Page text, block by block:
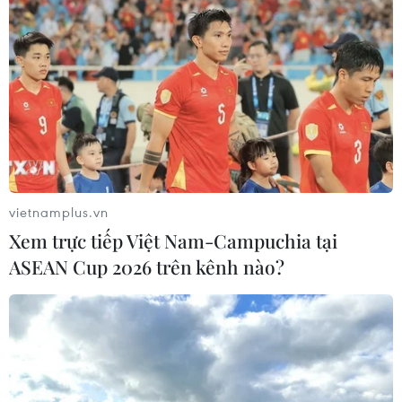
Báo Argentina nói ngành vật liệu
công nghệ cao Việt Nam "hút" đầu tư
nước ngoài
05/08/2026 03:11
Nâng cao nhận thức về vai trò chủ
động, tích cực của Việt Nam trong
ASEAN
04/08/2026 14:09
toàn tỉnh đồng loạt treo cờ Tổ quốc
ngày 23/8
04/08/2026 13:37
vietnamplus.vn
Xem trực tiếp Việt Nam-Campuchia tại
ASEAN Cup 2026 trên kênh nào?